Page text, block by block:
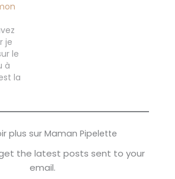
c'est vrai que…
je
le
à
la
de
plus sur Maman Pipelette
the latest posts sent to your
email.